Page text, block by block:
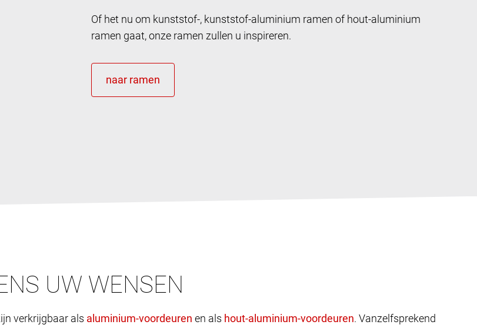
Of het nu om kunststof-, kunststof-aluminium ramen of hout-aluminium
ramen gaat, onze ramen zullen u inspireren.
UW WENSEN
verkrijgbaar als en als
. Vanzelfsprekend